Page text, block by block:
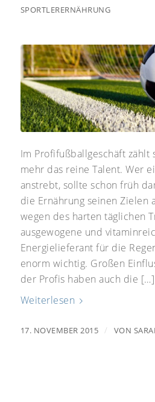
SPORTLERERNÄHRUNG
Im Profifußballgeschäft zählt
mehr das reine Talent. Wer
anstrebt, sollte schon früh
die Ernährung seinen Zielen
wegen des harten täglichen
ausgewogene und
Energielieferant für die
enorm wichtig. Großen
der Profis haben auch die […]
Weiterlesen
17. NOVEMBER 2015 / VON